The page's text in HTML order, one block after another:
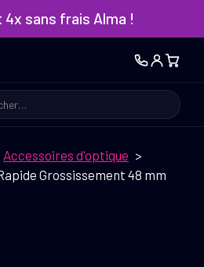
4x sans frais Alma !
Accessoires d'optique
Grossissement 48 mm